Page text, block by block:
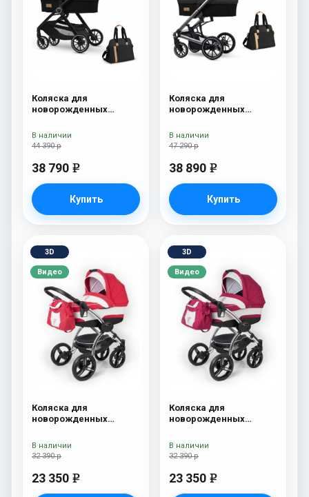
Коляска для
новорожденных
сумка Onyx
44 390 р
38 790 e
Купить
В наличии
Коляска для
новорожденных
Onyx
47 290 р
38 890 e
Купить
В наличии
3D
Видео
Коляска для
новорожденных
Chrome) Red Lux
32 390 р
23 350 e
В наличии
3D
Видео
Коляска для
новорожденных
Chrome) Borduex
32 390 р
23 350 e
В наличии